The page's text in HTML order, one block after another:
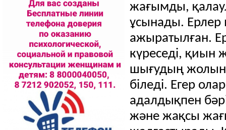
жағымды,
ұсынады. Ерлер
ажыратылған.
күреседі, қиын
шығудың жолын
біледі. Егер
адалдықпен
және жақсы